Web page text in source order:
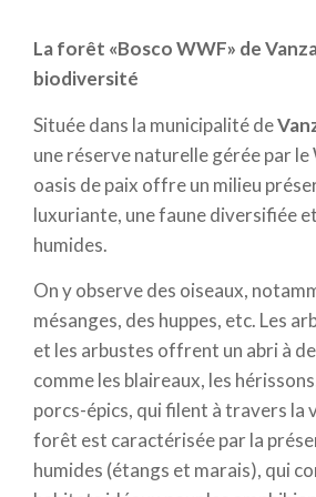
Les billets sont en vente
lesite officiel
Parco Ittico Paradiso, immergés
des poissons
hectares située dans une forêt
arbres à Lodiet consacrée à la
faune piscicole.
Le parc est divisé en zones
de canaux d'eau de source qui
espèces de poissons d'eau douce :
des carpes, des carpes koï et des
La forêt «Bosco WWF» de
biodiversité
Située dans la municipalité de
une réserve naturelle gérée par
oasis de paix offre un milieu
luxuriante, une faune diversifiée
humides.
On y observe des oiseaux,
mésanges, des huppes, etc. Les
et les arbustes offrent un abri à
comme les blaireaux, les
porcs-épics, qui filent à travers la
forêt est caractérisée par la
humides (étangs et marais), qui